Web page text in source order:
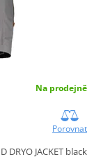
Na prodejně
Porovnat
JACKET black